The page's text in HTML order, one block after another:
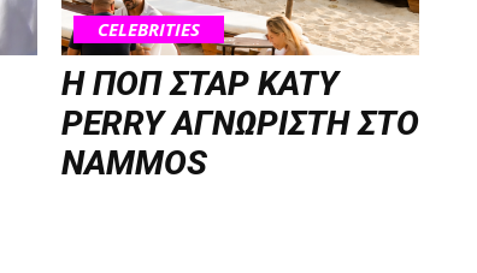
CELEBRITIES
H ΠΟΠ ΣΤΑΡ KATY
PERRY ΑΓΝΩΡΙΣΤΗ ΣΤΟ
NAMMOS